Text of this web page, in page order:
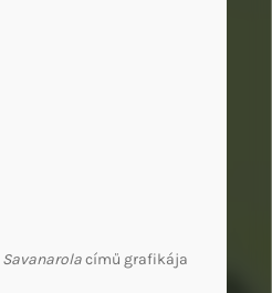
Savanarolacímű grafikája